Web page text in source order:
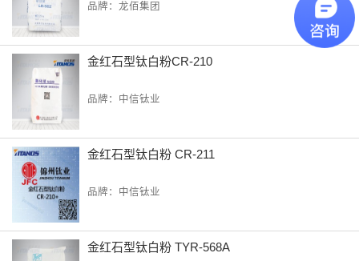
品牌：龙佰集团
金红石型钛白粉CR-210
品牌：中信钛业
金红石型钛白粉 CR-211
品牌：中信钛业
金红石型钛白粉 TYR-568A